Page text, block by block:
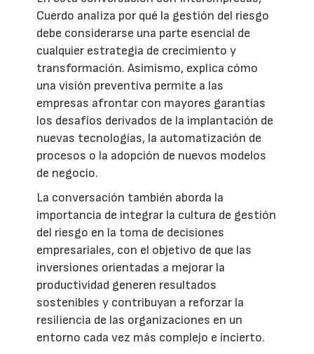
Cuerdo analiza por qué la gestión del riesgo
debe considerarse una parte esencial de
cualquier estrategia de crecimiento y
transformación. Asimismo, explica cómo
una visión preventiva permite a las
empresas afrontar con mayores garantías
los desafíos derivados de la implantación de
nuevas tecnologías, la automatización de
procesos o la adopción de nuevos modelos
de negocio.
La conversación también aborda la
importancia de integrar la cultura de gestión
del riesgo en la toma de decisiones
empresariales, con el objetivo de que las
inversiones orientadas a mejorar la
productividad generen resultados
sostenibles y contribuyan a reforzar la
resiliencia de las organizaciones en un
entorno cada vez más complejo e incierto.